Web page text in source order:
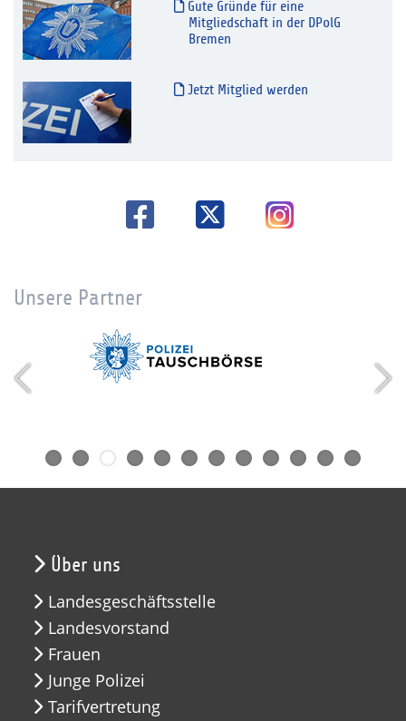
Gute Gründe für eine
Mitgliedschaft in der DPolG
Bremen
Jetzt Mitglied werden
Unsere Partner
Über uns
Landesgeschäftsstelle
Landesvorstand
Frauen
Junge Polizei
Tarifvertretung